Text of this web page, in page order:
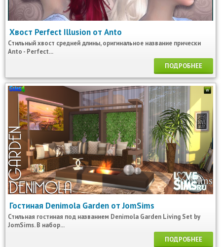
Хвост Perfect Illusion от Anto
Стильный хвост средней длины, оригинальное название прически
Anto - Perfect...
ПОДРОБНЕЕ
Гостиная Denimola Garden от JomSims
Стильная гостиная под названием Denimola Garden Living Set by
JomSims. В набор...
ПОДРОБНЕЕ